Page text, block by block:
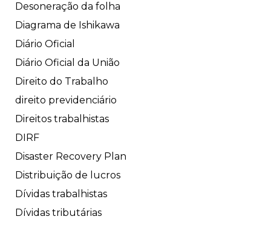
Desoneração da folha
Diagrama de Ishikawa
Diário Oficial
Diário Oficial da União
Direito do Trabalho
direito previdenciário
Direitos trabalhistas
DIRF
Disaster Recovery Plan
Distribuição de lucros
Dívidas trabalhistas
Dívidas tributárias